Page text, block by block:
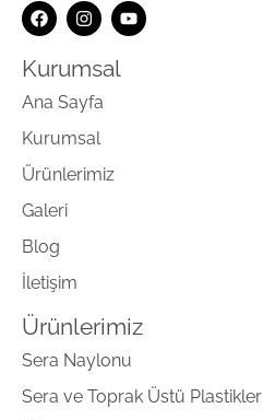
Kurumsal
Ana Sayfa
Kurumsal
Ürünlerimiz
Galeri
Blog
İletişim
Ürünlerimiz
Sera Naylonu
Sera ve Toprak Üstü Plastikler